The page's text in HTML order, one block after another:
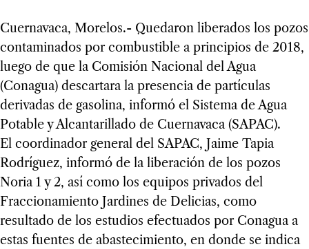
Cuernavaca, Morelos.- Quedaron liberados los pozos
contaminados por combustible a principios de 2018,
luego de que la Comisión Nacional del Agua
(Conagua) descartara la presencia de partículas
derivadas de gasolina, informó el Sistema de Agua
Potable y Alcantarillado de Cuernavaca (SAPAC).
El coordinador general del SAPAC, Jaime Tapia
Rodríguez, informó de la liberación de los pozos
Noria 1 y 2, así como los equipos privados del
Fraccionamiento Jardines de Delicias, como
resultado de los estudios efectuados por Conagua a
estas fuentes de abastecimiento, en donde se indica